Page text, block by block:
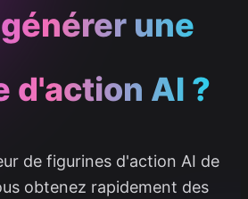
une
d'action AI ?
de figurines d'action AI de
obtenez rapidement des